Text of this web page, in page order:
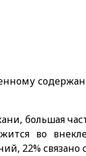
большая
во
22% связано